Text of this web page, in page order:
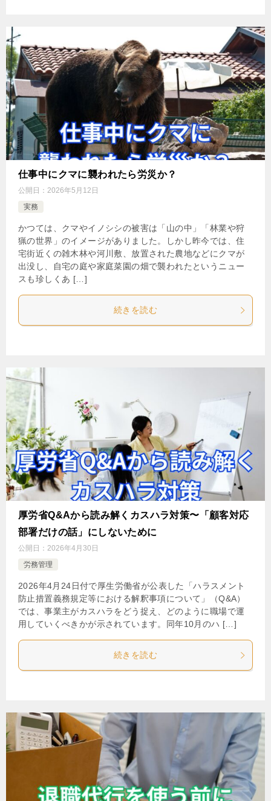
仕事中にクマに襲われたら労災か？
公開日： 2026年5月12日
実務
かつては、クマやイノシシの被害は「山の中」「林業や狩
猟の世界」のイメージがありました。しかし昨今では、住
宅街近くの雑木林や河川敷、放置された農地などにクマが
出没し、自宅の庭や家庭菜園の畑で襲われたというニュー
スも珍しくあ […]
続きを読む
厚労省Q&Aから読み解くカスハラ対策〜「顧客対応
部署だけの話」にしないために
公開日： 2026年4月30日
労務管理
2026年4月24日付で厚生労働省が公表した「ハラスメント
防止措置義務規定等における解釈事項について」（Q&A）
では、事業主がカスハラをどう捉え、どのように職場で運
用していくべきかが示されています。同年10月のハ […]
続きを読む